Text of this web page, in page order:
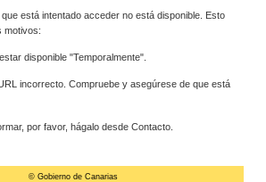
está intentado acceder no está disponible. Esto
motivos:
disponible "Temporalmente".
incorrecto. Compruebe y asegúrese de que está
por favor, hágalo desde Contacto.
© Gobierno de Canarias